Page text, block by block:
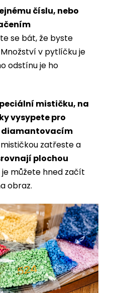
číslu, nebo
se bát, že byste
v pytlíčku je
odstínu je ho
mističku, na
vysypete pro
diamantovacím
zatřeste a
plochou
je můžete hned začít
obraz.